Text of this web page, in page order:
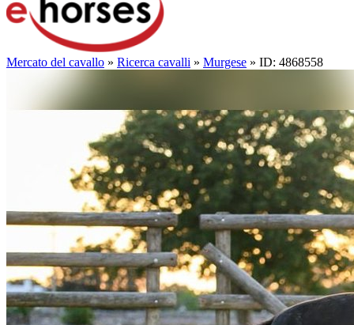
Mercato del cavallo » Ricerca cavalli » Murgese » ID: 4868558